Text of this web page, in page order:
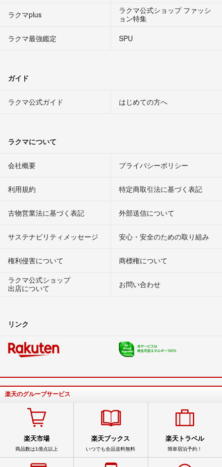
ラクマplus
ラクマ公式ショップ ファッシ
ョン特集
ラクマ最強鑑定
SPU
ガイド
ラクマ公式ガイド はじめての方へ
ラクマについて
会社概要 プライバシーポリシー
利用規約 特定商取引法に基づく表記
古物営業法に基づく表記 外部送信について
サステナビリティメッセージ 安心・安全のための取り組み
権利侵害について
商標権について
ラクマ公式ショップ
出店について
お問い合わせ
リンク
楽天のグループサービス
楽天市場
商品数は1億点以上
楽天ブックス
いつでも全品送料無料
楽天トラベル
簡単宿泊予約！